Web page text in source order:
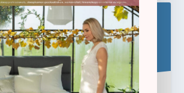
op de hoogte!
in voor de gratis e-newsletter.